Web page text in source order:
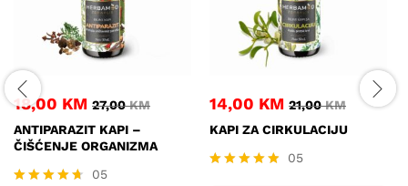
18,00 KM 27,00KM
ANTIPARAZIT KAPI –
ČIŠĆENJE ORGANIZMA
05
14,00 KM 21,00KM
KAPI ZA CIRKULACIJU
05